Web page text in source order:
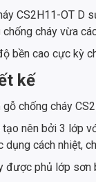
CS2H11-OT D
cháy vừa
bền cao cực kỳ
kế
chống cháy
nên bởi 3 lớp
dụng cách nhiệt,
được phủ lớp